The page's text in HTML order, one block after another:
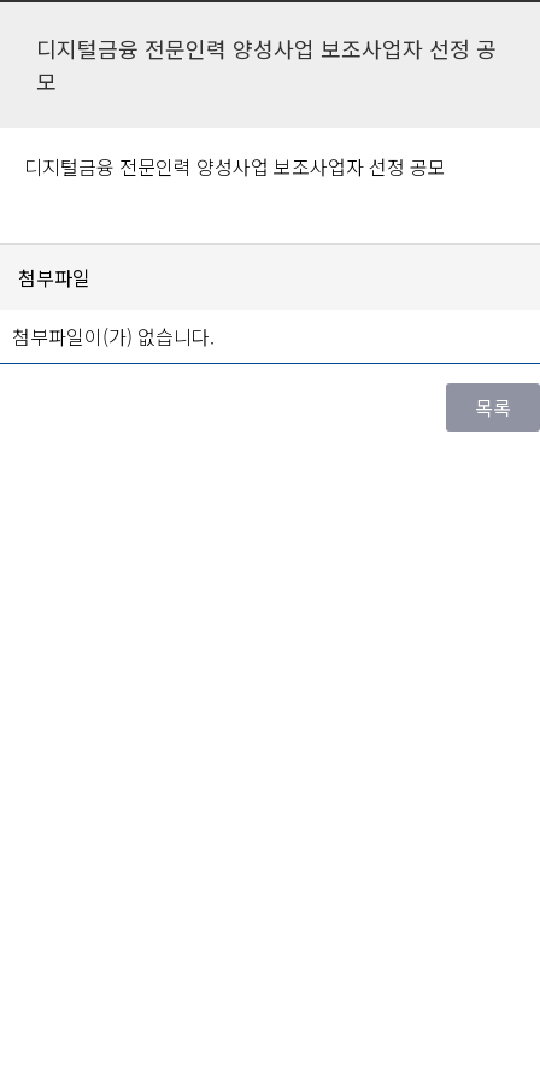
디지털금융 전문인력 양성사업 보조사업자 선정 공
모
디지털금융 전문인력 양성사업 보조사업자 선정 공모
첨부파일
첨부파일이(가) 없습니다.